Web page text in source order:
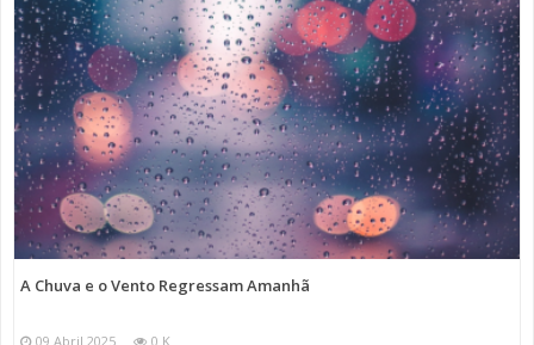
A Chuva e o Vento Regressam Amanhã
09 Abril 2025 0 K